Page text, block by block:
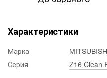
Характеристики
Марка
Серия
Z16 Clean